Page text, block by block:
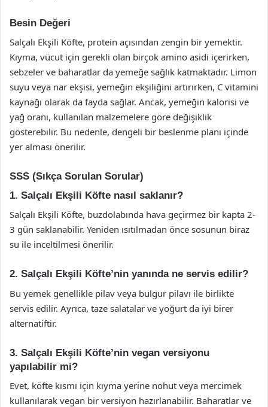
Besin Değeri
Salçalı Ekşili Köfte, protein açısından zengin bir yemektir.
Kıyma, vücut için gerekli olan birçok amino asidi içerirken,
sebzeler ve baharatlar da yemeğe sağlık katmaktadır. Limon
suyu veya nar ekşisi, yemeğin ekşiliğini artırırken, C vitamini
kaynağı olarak da fayda sağlar. Ancak, yemeğin kalorisi ve
yağ oranı, kullanılan malzemelere göre değişiklik
gösterebilir. Bu nedenle, dengeli bir beslenme planı içinde
yer alması önerilir.
SSS (Sıkça Sorulan Sorular)
1. Salçalı Ekşili Köfte nasıl saklanır?
Salçalı Ekşili Köfte, buzdolabında hava geçirmez bir kapta 2-
3 gün saklanabilir. Yeniden ısıtılmadan önce sosunun biraz
su ile inceltilmesi önerilir.
2. Salçalı Ekşili Köfte’nin yanında ne servis edilir?
Bu yemek genellikle pilav veya bulgur pilavı ile birlikte
servis edilir. Ayrıca, taze salatalar ve yoğurt da iyi birer
alternatiftir.
3. Salçalı Ekşili Köfte’nin vegan versiyonu
yapılabilir mi?
Evet, köfte kısmı için kıyma yerine nohut veya mercimek
kullanılarak vegan bir versiyon hazırlanabilir. Baharatlar ve